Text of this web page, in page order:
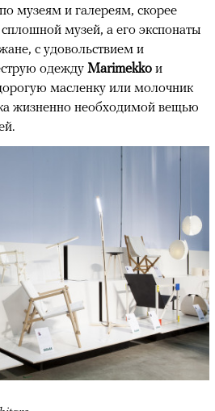
музеям и галереям, скорее
музей, а его экспонаты
с удовольствием и
одежду Marimekko и
масленку или молочник
жизненно необходимой вещью